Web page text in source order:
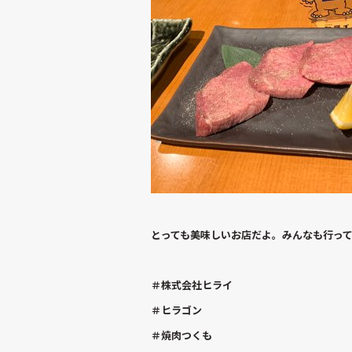
とっても美味しいお店だよ。みんなも行っ
＃株式会社ヒライ
＃ヒラゴン
＃焼肉つくも